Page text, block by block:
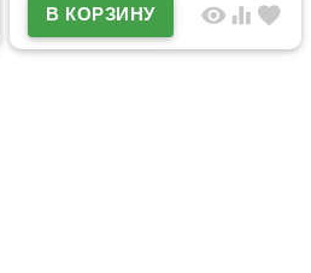
visibility equalizer favorite